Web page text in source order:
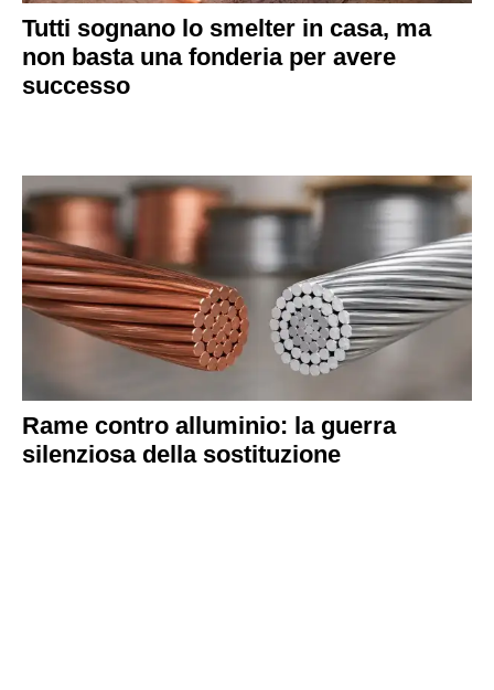
Tutti sognano lo smelter in casa, ma
non basta una fonderia per avere
successo
Rame contro alluminio: la guerra
silenziosa della sostituzione